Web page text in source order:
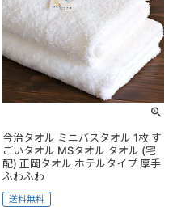
今治タオル ミニバスタオル 1枚 す
ごいタオル MSタオル タオル (宅
配) 正岡タオル ホテルタイプ 厚手
ふわふわ
送料無料